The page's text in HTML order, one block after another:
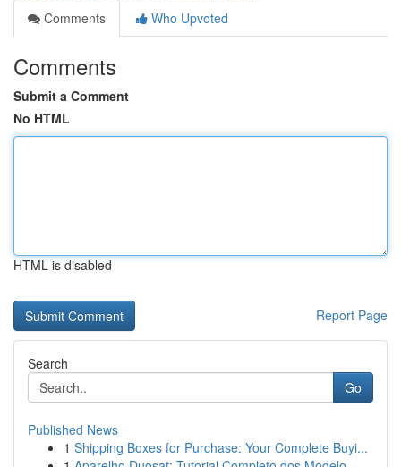
Comments
Who Upvoted
Comments
Submit a Comment
No HTML
HTML is disabled
Report Page
Search
Go
Published News
1 Shipping Boxes for Purchase: Your Complete Buyi...